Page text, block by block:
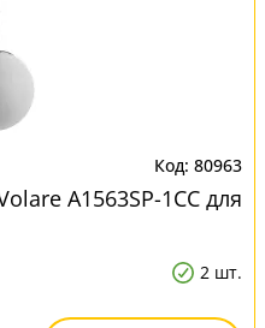
80963
A1563SP-1CC для
2 шт.